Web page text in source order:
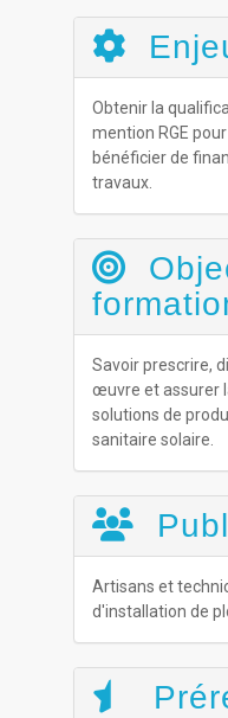
Obtenir la
mention RGE
bénéficier de
travaux.
Savoir prescrire,
œuvre et assurer
solutions de
sanitaire solaire.
Artisans et
d'installation de